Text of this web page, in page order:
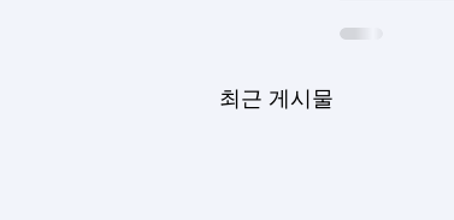
최근 게시물